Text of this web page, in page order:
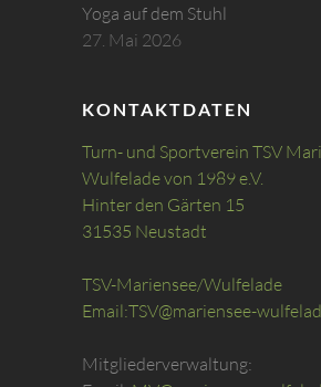
Yoga auf dem Stuhl
27. Mai 2026
KONTAKTDATEN
Turn- und Sportverein TSV
Wulfelade von 1989 e.V.
Hinter den Gärten 15
31535 Neustadt
TSV-Mariensee/Wulfelade
Email:TSV@mariensee-
Mitgliederverwaltung: